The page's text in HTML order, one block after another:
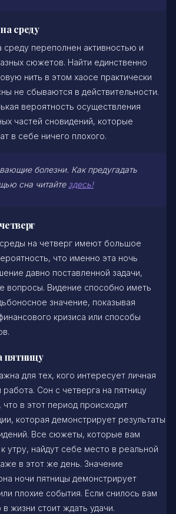
среду
среду переполнен активностью и
сюжетов. Найти единственно
нить в этом хаосе практически
не сбываются в действительности.
вероятность осуществления
частей сновидений, которые
в себе ничего плохого.
болезни. Как предугадать
сна читайте здесь!
на четверг имеют большое
что именно эта ночь
давно поставленной задачи,
вопросы. Видение способно иметь
значение, показывая
кризиса или способы
пятницу
для тех, кого интересует личная
Сон с четверга на пятницу
в этот период происходит
которая демонстрирует результаты
Все сюжеты, которые вам
утру, найдут себе место в реальной
в этот же день. Значение
ночи пятницы демонстрирует
плохие события. Если снилось вам
жизни стоит ждать удачи.